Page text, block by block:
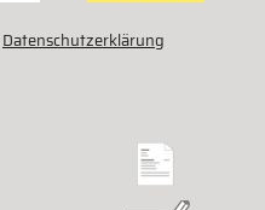
Datenschutzerklärung